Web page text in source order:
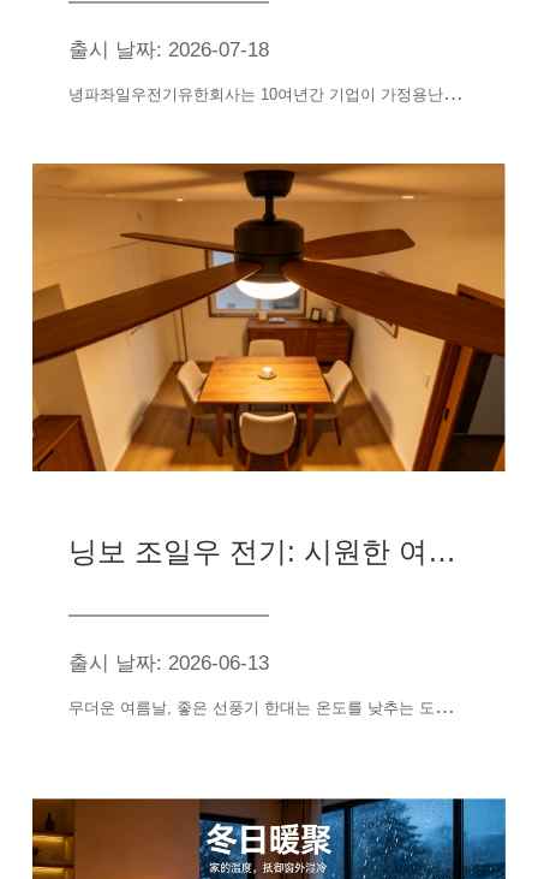
출시 날짜: 2026-07-18
녕
파좌일우전기유한회사는 10여년간 기업이 가정용난방기, 선풍기, 수랭에어컨선풍기 2대 핵심품목에 전념하여 완전한 산업사슬, 가혹한 제품통제, 구전한 국제인증과 차별화특허제품으로 전 세계 대외무역시장을 깊이 경작하여 해내외 도매상, 상초, 다국간 브랜드의 안정적이고 믿음직한 원천공급업체로 되였다.
닝보 조일우 전기: 시원한 여름을 선사하는 전체 팬 솔루션
출시 날짜: 2026-06-13
무
더운 여름날, 좋은 선풍기 한대는 온도를 낮추는 도구일뿐만아니라 더우기는 생활과 사업의 질을 제고하는 관건이다.닝보좌일우전기유한공사는 연구개발, 생산, 판매를 일체화한 전문 가전제품 제조업체로서 10여 년의 업계 경험과"일련"생산 실력으로 당신에게 가정용의 편안함에서 상업용 통풍에 이르는 전 계열의 선풍기 제품을 제공합니다.